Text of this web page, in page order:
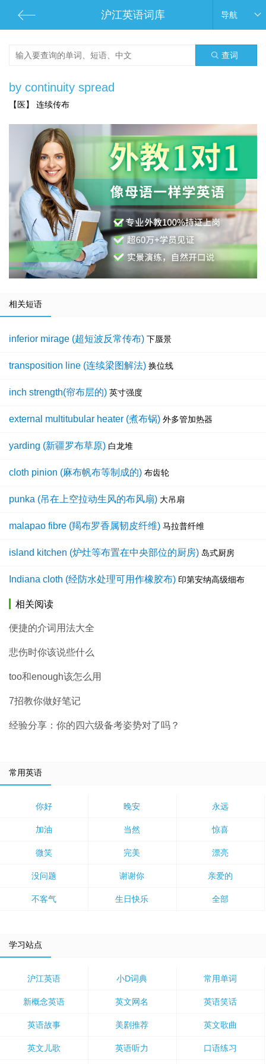
沪江英语词库 导航
查词
by continuity spread
【医】 连续传布
相关短语
inferior mirage (超短波反常传布) 下蜃景
transposition line (连续梁图解法) 换位线
inch strength(帘布层的) 英寸强度
external multitubular heater (煮布锅) 外多管加热器
yarding (新疆罗布草原) 白龙堆
cloth pinion (麻布帆布等制成的) 布齿轮
punka (吊在上空拉动生风的布风扇) 大吊扇
malapao fibre (羯布罗香属韧皮纤维) 马拉普纤维
island kitchen (炉灶等布置在中央部位的厨房) 岛式厨房
Indiana cloth (经防水处理可用作橡胶布) 印第安纳高级细布
相关阅读
便捷的介词用法大全
悲伤时你该说些什么
too和enough该怎么用
7招教你做好笔记
经验分享：你的四六级备考姿势对了吗？
常用英语
你好 晚安 永远
加油 当然 惊喜
微笑 完美 漂亮
没问题 谢谢你 亲爱的
不客气 生日快乐 全部
学习站点
沪江英语 小D词典 常用单词
新概念英语 英文网名 英语笑话
英语故事 美剧推荐 英文歌曲
英文儿歌 英语听力 口语练习